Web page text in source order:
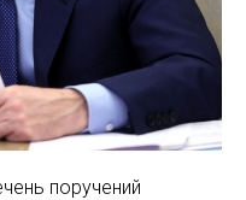
поручений